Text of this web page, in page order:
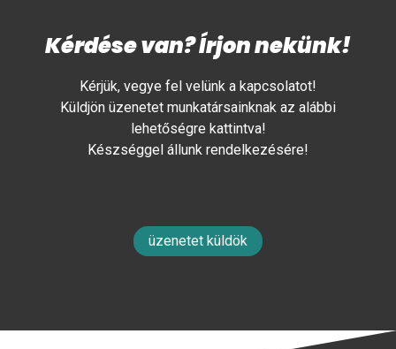
Kérdése van? Írjon nekünk!
Kérjük, vegye fel velünk a kapcsolatot!
Küldjön üzenetet munkatársainknak az alábbi
lehetőségre kattintva!
Készséggel állunk rendelkezésére!
üzenetet küldök